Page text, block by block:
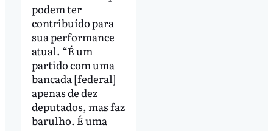
podem ter
contribuído para
sua performance
atual. “É um
partido com uma
bancada [federal]
apenas de dez
deputados, mas faz
barulho. É uma